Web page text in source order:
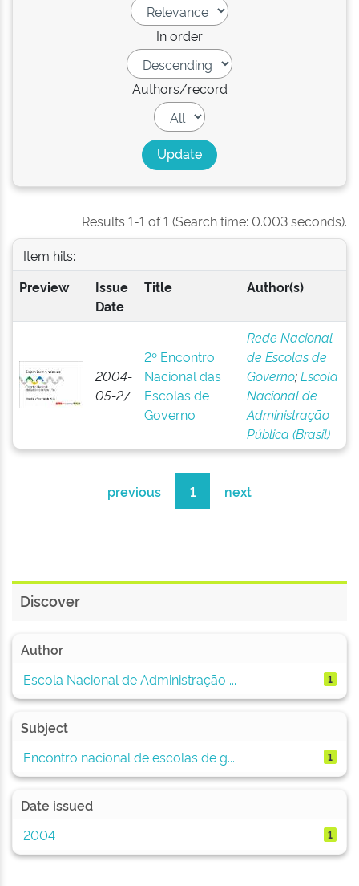
In order
Authors/record
Results 1-1 of 1 (Search time: 0.003 seconds).
Item hits:
Preview
Issue
Date
Title Author(s)
2004-
05-27
2º Encontro
Nacional das
Escolas de
Governo
Rede Nacional
de Escolas de
Governo;Escola
Nacional de
Administração
Pública (Brasil)
previous 1 next
Discover
Author
Escola Nacional de Administração ...
1
Subject
Encontro nacional de escolas de g...
1
Date issued
2004
1